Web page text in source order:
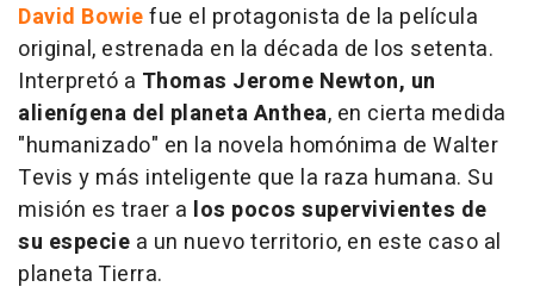
David Bowiefue el protagonista de la película
original, estrenada en la década de los setenta.
Interpretó a Thomas Jerome Newton, un
alienígena del planeta Anthea, en cierta medida
"humanizado" en la novela homónima de Walter
Tevis y más inteligente que la raza humana. Su
misión es traer a los pocos supervivientes de
su especie a un nuevo territorio, en este caso al
planeta Tierra.